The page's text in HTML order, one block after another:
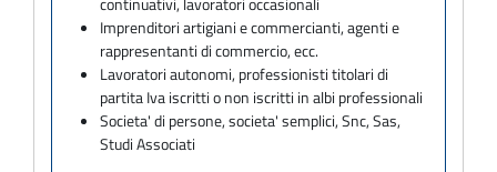
Imprenditori artigiani e commercianti, agenti e
rappresentanti di commercio, ecc.
Lavoratori autonomi, professionisti titolari di
partita Iva iscritti o non iscritti in albi professionali
Societa' di persone, societa' semplici, Snc, Sas,
Studi Associati